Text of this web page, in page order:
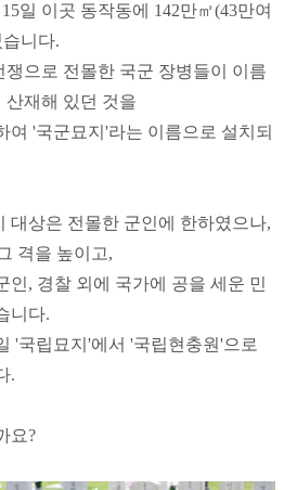
일 이곳 동작동에 142만㎡(43만여
니다.
으로 전몰한 국군 장병들이 이름
산재해 있던 것을
여 '국군묘지'라는 이름으로 설치되
대상은 전몰한 군인에 한하였으나,
격을 높이고,
인, 경찰 외에 국가에 공을 세운 민
니다.
'국립묘지'에서 '국립현충원'으로
.
요?